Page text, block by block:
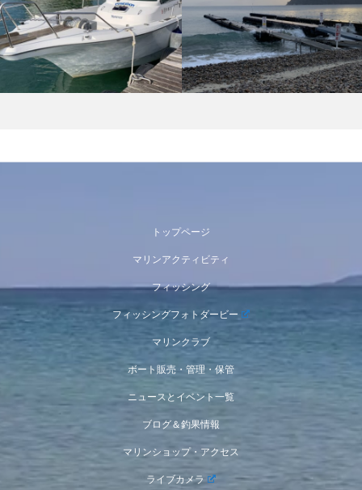
トップページ
マリンアクティビティ
フィッシング
フィッシングフォトダービー
マリンクラブ
ボート販売・管理・保管
ニュースとイベント一覧
ブログ＆釣果情報
マリンショップ・アクセス
ライブカメラ